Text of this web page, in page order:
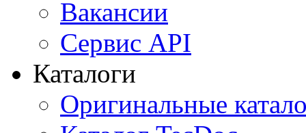
Вакансии
Сервис API
Каталоги
Оригинальные